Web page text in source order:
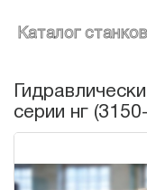
Каталог
серии нг